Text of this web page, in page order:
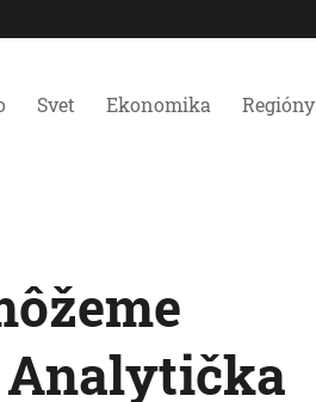
Svet Ekonomika Regióny
Analytička